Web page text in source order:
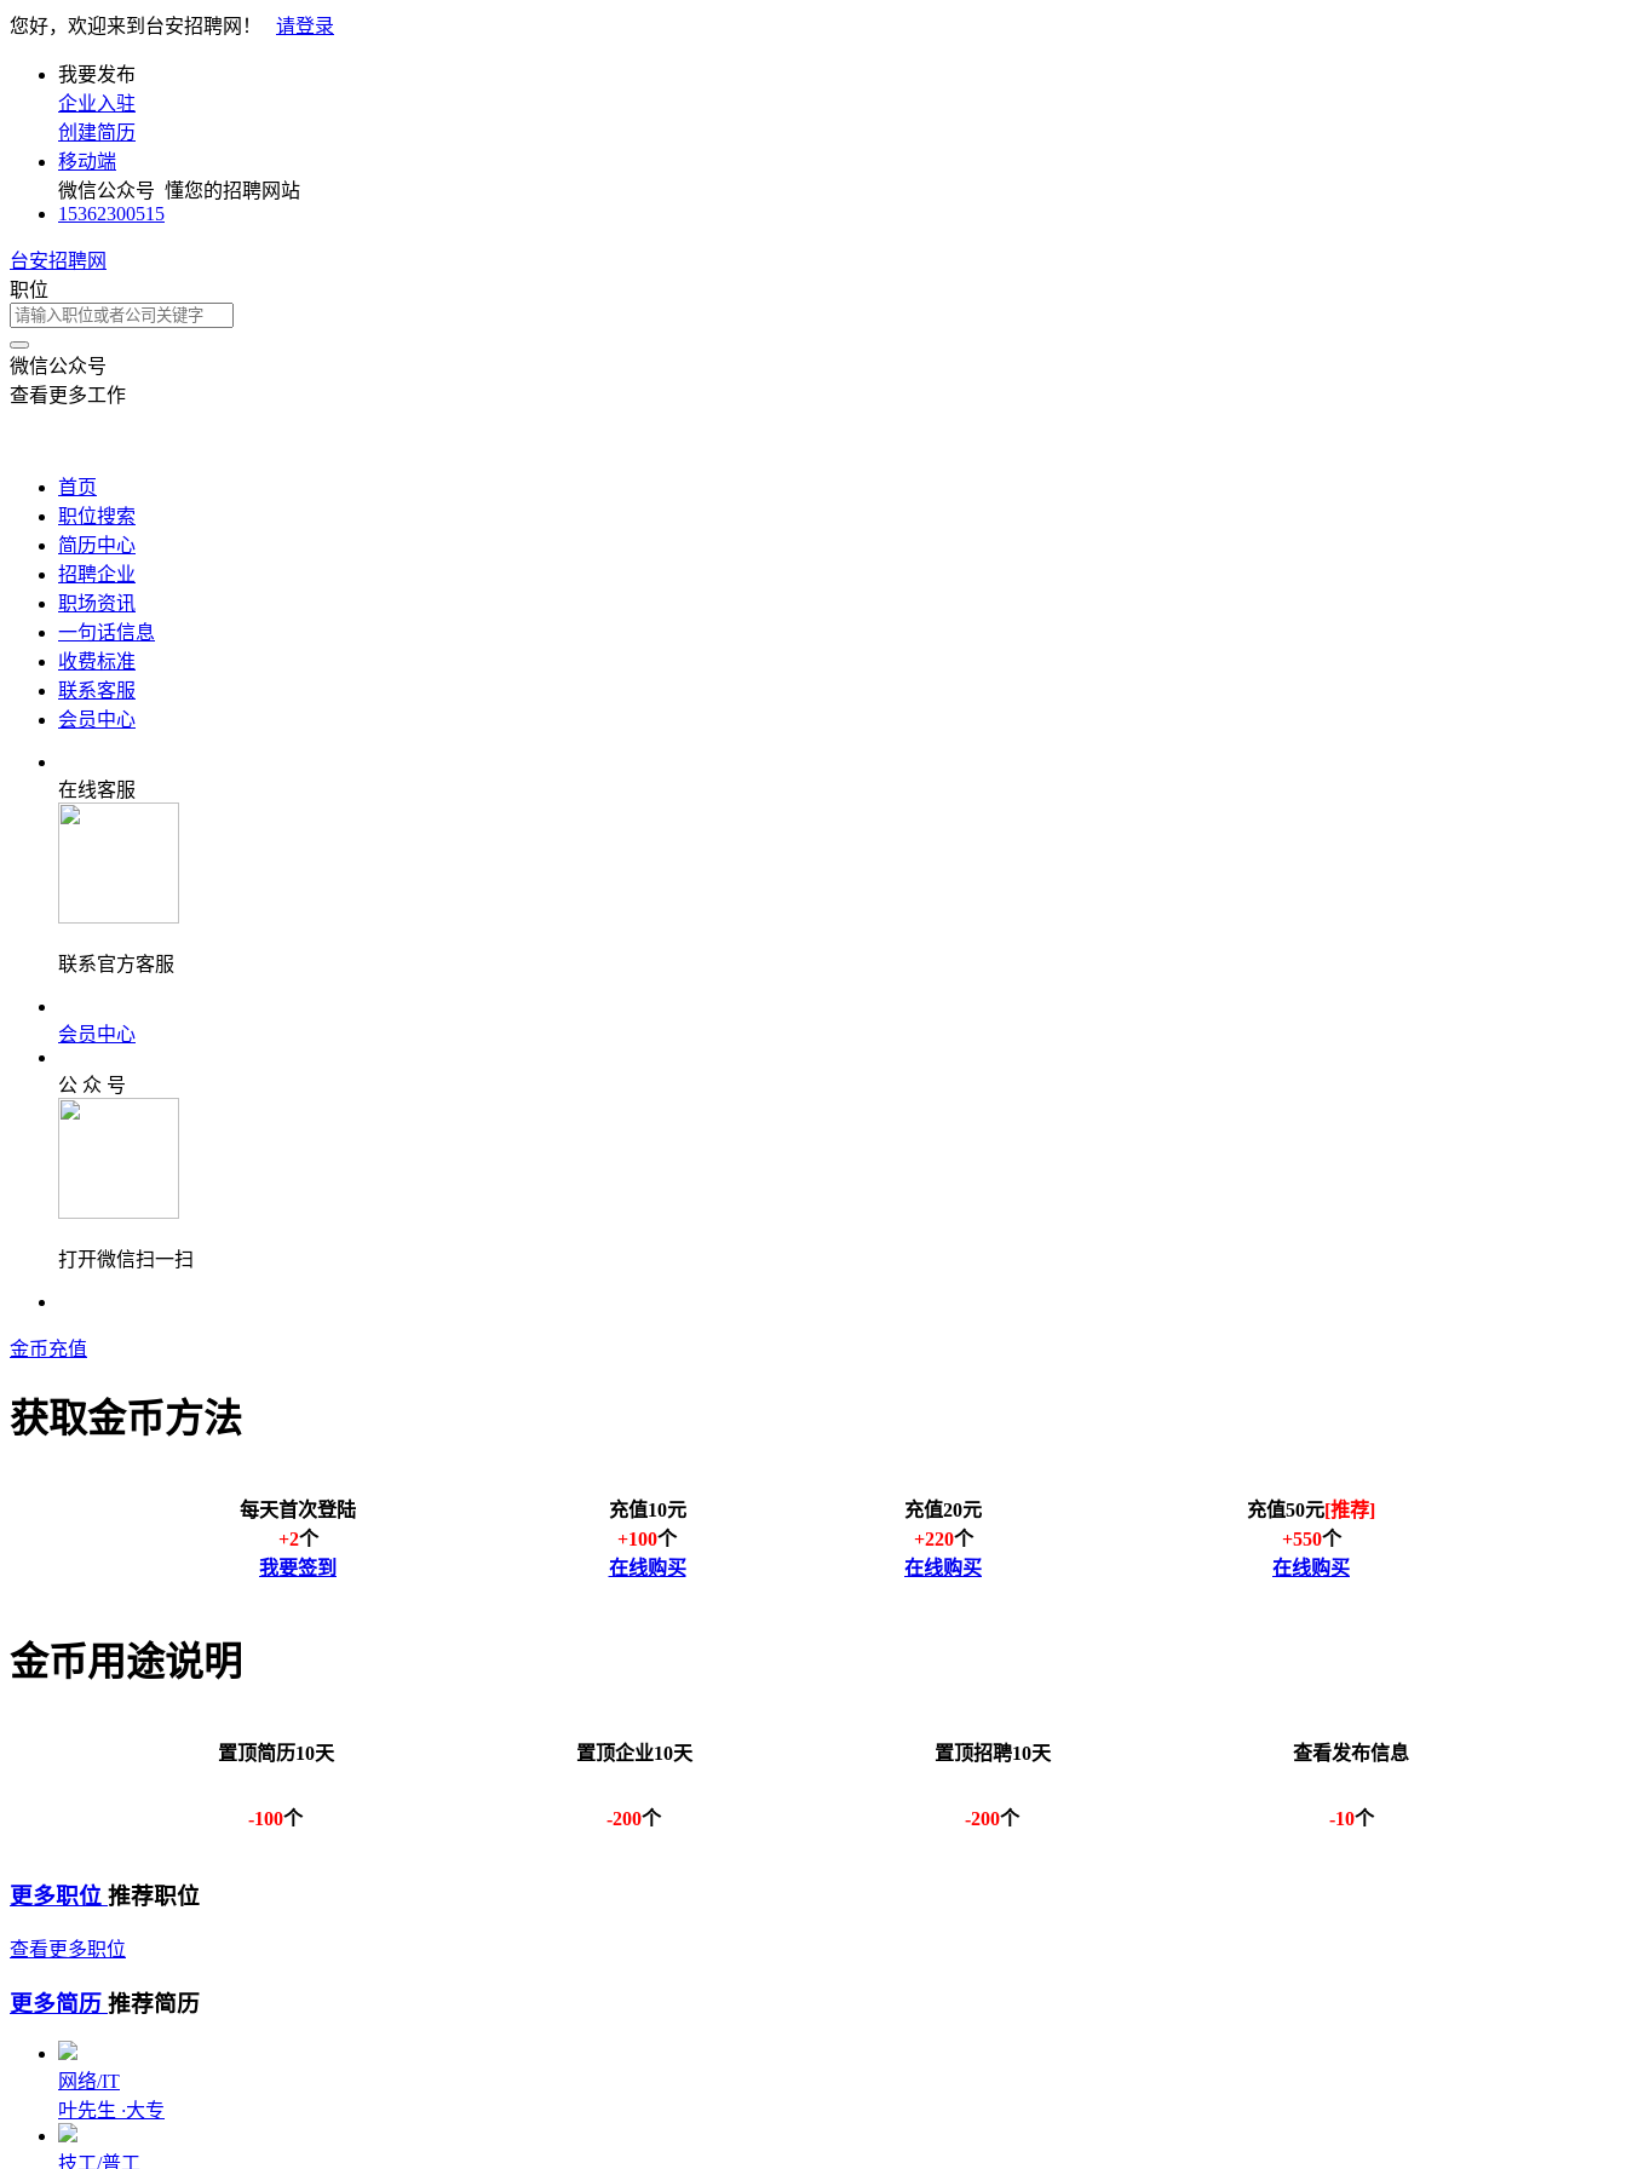
您好，欢迎来到台安招聘网！ 请登录
我要发布
企业入驻
创建简历
移动端
微信公众号 懂您的招聘网站
15362300515
台安招聘网
职位
微信公众号
查看更多工作
首页
职位搜索
简历中心
招聘企业
职场资讯
一句话信息
收费标准
联系客服
会员中心
在线客服
联系官方客服
会员中心
公 众 号
打开微信扫一扫
金币充值
获取金币方法
每天首次登陆
+2个
我要签到
充值10元
+100个
在线购买
充值20元
+220个
在线购买
充值50元[推荐]
+550个
在线购买
金币用途说明
置顶简历10天 置顶企业10天 置顶招聘10天 查看发布信息
-100个 -200个 -200个 -10个
更多职位 推荐职位
查看更多职位
更多简历 推荐简历
网络/IT
叶先生 ·大专
技工/普工